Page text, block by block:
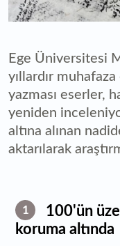
Ege Üniversitesi
yıllardır
yazması eserler,
yeniden
altına alınan
aktarılarak
1
100'ün
koruma altında